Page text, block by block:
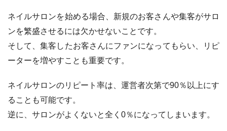
ネイルサロンを始める場合、新規のお客さんや集客がサロ
ンを繁盛させるには欠かせないことです。
そして、集客したお客さんにファンになってもらい、リピ
ーターを増やすことも重要です。
ネイルサロンのリピート率は、運営者次第で90％以上にす
ることも可能です。
逆に、サロンがよくないと全く0％になってしまいます。